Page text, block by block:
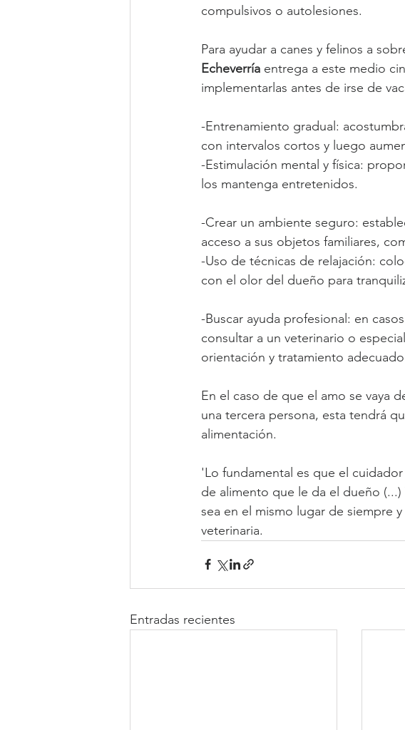
compulsivos o autolesiones.
Para ayudar a canes y felinos a
Echeverría entrega a este medio
implementarlas antes de irse de
-Entrenamiento gradual:
con intervalos cortos y luego
-Estimulación mental y física:
los mantenga entretenidos.
-Crear un ambiente seguro:
acceso a sus objetos familiares,
-Uso de técnicas de relajación:
con el olor del dueño para
-Buscar ayuda profesional: en
consultar a un veterinario o
orientación y tratamiento
En el caso de que el amo se vaya
una tercera persona, esta tendrá
alimentación.
'Lo fundamental es que el
de alimento que le da el dueño
sea en el mismo lugar de siempre
veterinaria.
Entradas recientes